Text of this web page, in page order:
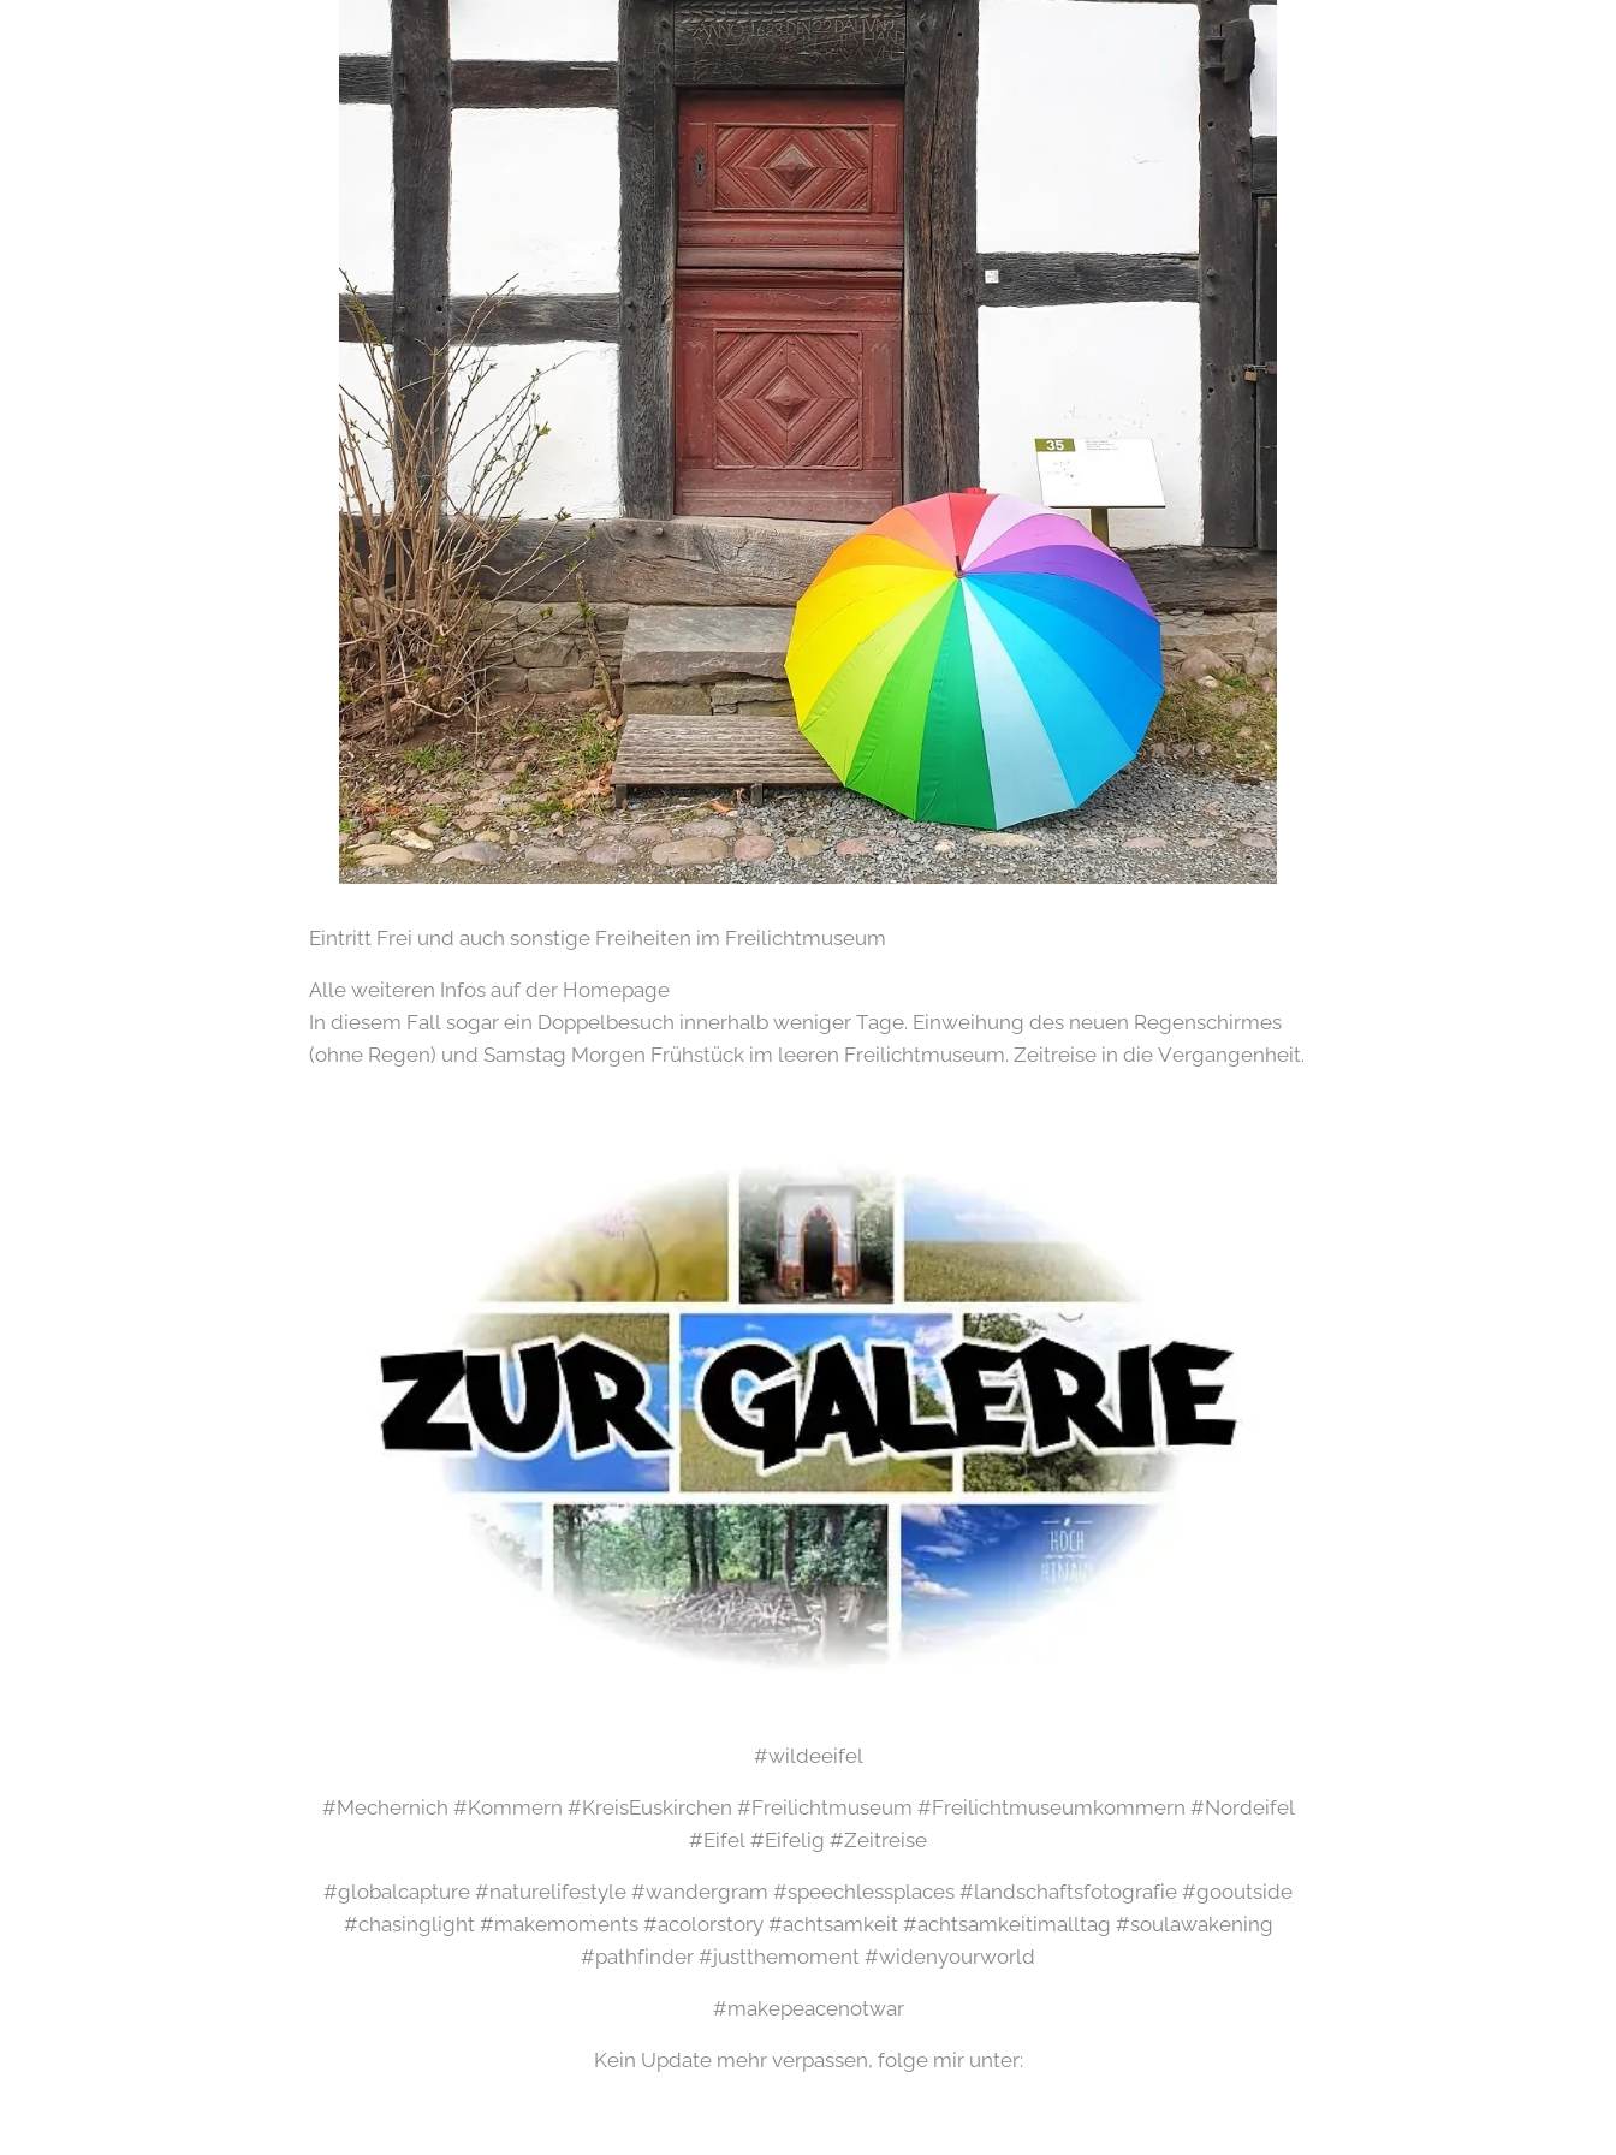
Eintritt Frei und auch sonstige Freiheiten im Freilichtmuseum
Alle weiteren Infos auf der Homepage
In diesem Fall sogar ein Doppelbesuch innerhalb weniger Tage. Einweihung des neuen Regenschirmes
(ohne Regen) und Samstag Morgen Frühstück im leeren Freilichtmuseum. Zeitreise in die Vergangenheit.
#wildeeifel
#Mechernich #Kommern #KreisEuskirchen #Freilichtmuseum #Freilichtmuseumkommern #Nordeifel
#Eifel #Eifelig #Zeitreise
#globalcapture #naturelifestyle #wandergram #speechlessplaces #landschaftsfotografie #gooutside
#chasinglight #makemoments #acolorstory #achtsamkeit #achtsamkeitimalltag #soulawakening
#pathfinder #justthemoment #widenyourworld
#makepeacenotwar
Kein Update mehr verpassen, folge mir unter: